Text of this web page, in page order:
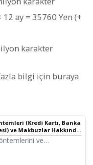
ay = 35760 Yen (+
karakter
bilgi için buraya
(Kredi Kartı, Banka
ve Makbuzlar Hakkında
Ondokuve